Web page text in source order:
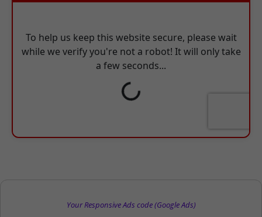
Your Responsive Ads code (Google Ads)